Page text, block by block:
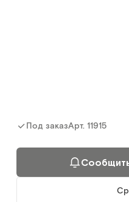
Под заказАрт. 11915